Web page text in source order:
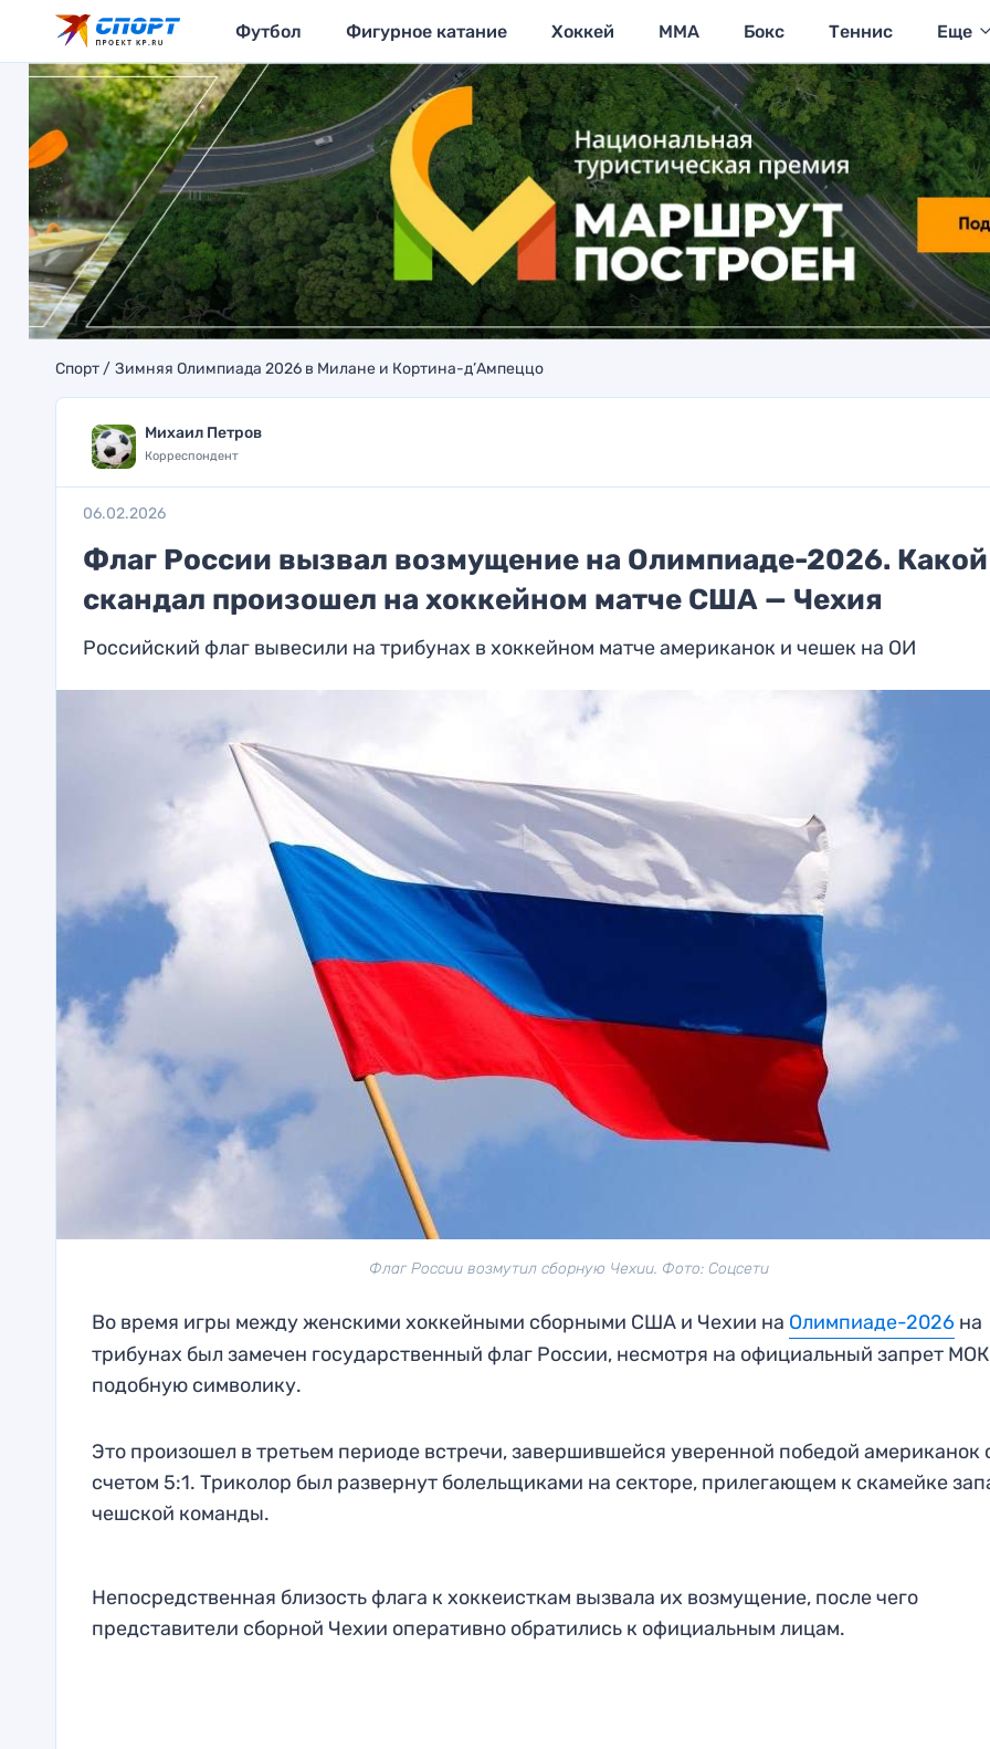
Футбол Фигурное катание Хоккей MMA Бокс Теннис Еще
Спорт Зимняя Олимпиада 2026 в Милане и Кортина-д’Ампеццо
Михаил Петров
Корреспондент
06.02.2026
Флаг России вызвал возмущение на Олимпиаде-2026. Какой
скандал произошел на хоккейном матче США — Чехия
Российский флаг вывесили на трибунах в хоккейном матче американок и чешек на ОИ
Флаг России возмутил сборную Чехии. Фото: Соцсети
Во время игры между женскими хоккейными сборными США и Чехии на Олимпиаде-2026на
трибунах был замечен государственный флаг России, несмотря на официальный запрет
подобную символику.
Это произошел в третьем периоде встречи, завершившейся уверенной победой американок
счетом 5:1. Триколор был развернут болельщиками на секторе, прилегающем к скамейке
чешской команды.
Непосредственная близость флага к хоккеисткам вызвала их возмущение, после чего
представители сборной Чехии оперативно обратились к официальным лицам.